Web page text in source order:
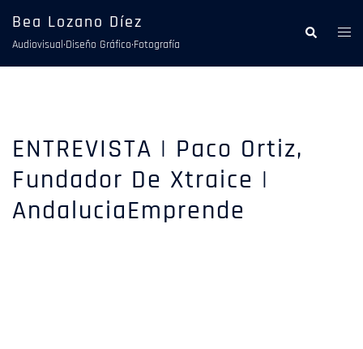
contenido
Bea Lozano Díez
Audiovisual·Diseño Gráfico·Fotografía
Buscar
ENTREVISTA | Paco Ortiz,
Fundador De Xtraice |
AndaluciaEmprende